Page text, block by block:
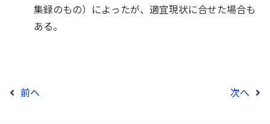
集録のもの）によったが、適宜現状に合せた場合も
ある。
前へ 次へ